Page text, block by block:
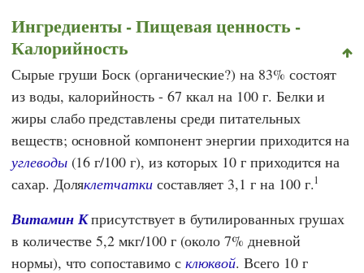
Ингредиенты - Пищевая ценность -
Калорийность
Сырые груши Боск (органические?) на 83% состоят
из воды, калорийность - 67 ккал на 100 г. Белки и
жиры слабо представлены среди питательных
веществ; основной компонент энергии приходится на
углеводы(16 г/100 г), из которых 10 г приходится на
сахар. Доляклетчаткисоставляет 3,1 г на 100 г.1
Витамин Кприсутствует в бутилированных грушах
в количестве 5,2 мкг/100 г (около 7% дневной
нормы), что сопоставимо с клюквой. Всего 10 г